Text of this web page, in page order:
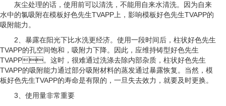
灰尘处理的话，使用前可以清洗，不能用自来水清洗。因为自来
水中的氯吸附在模板好色先生TVAPP上，影响模板好色先生TVAPP的
吸附能力。
2、暴露在阳光下比水洗更经济。使用一段时间后，柱状好色先生
TVAPP的孔空间饱和，吸附力下降。因此，应维持铸型好色先生
TVAPP。这时，很难通过洗涤去除内部杂质，柱状好色先生
TVAPP的吸附能力通过部分吸附材料的蒸发通过暴露恢复。当然，模
板好色先生TVAPP的寿命是有限的，一旦失去效力，就要及时更换。
3、使用量非常重要